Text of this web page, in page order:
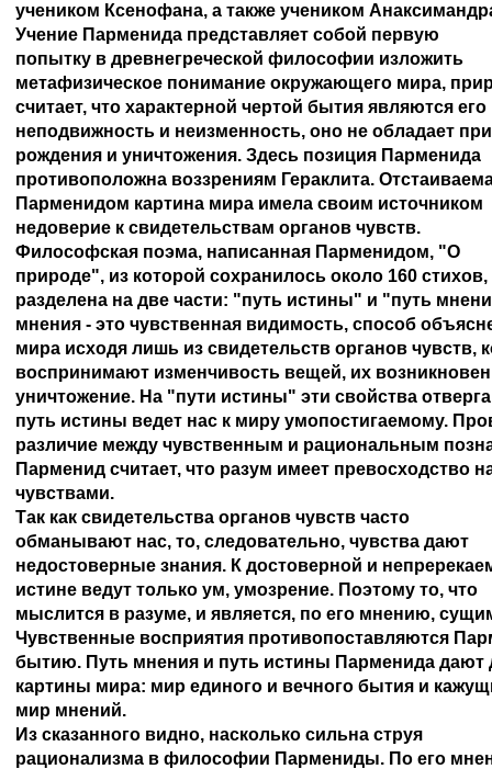
учеником Ксенофана, а также учеником
Учение Парменида представляет собой первую
попытку в древнегреческой философии изложить
метафизическое понимание окружающего мира,
считает, что характерной чертой бытия являются его
неподвижность и неизменность, оно не обладает
рождения и уничтожения. Здесь позиция Парменида
противоположна воззрениям Гераклита.
Парменидом картина мира имела своим источником
недоверие к свидетельствам органов чувств.
Философская поэма, написанная Парменидом, "О
природе", из которой сохранилось около 160 стихов,
разделена на две части: "путь истины" и "путь
мнения - это чувственная видимость, способ
мира исходя лишь из свидетельств органов чувств,
воспринимают изменчивость вещей, их
уничтожение. На "пути истины" эти свойства
путь истины ведет нас к миру умопостигаемому.
различие между чувственным и рациональным
Парменид считает, что разум имеет превосходство
чувствами.
Так как свидетельства органов чувств часто
обманывают нас, то, следовательно, чувства дают
недостоверные знания. К достоверной и
истине ведут только ум, умозрение. Поэтому то, что
мыслится в разуме, и является, по его мнению,
Чувственные восприятия противопоставляются
бытию. Путь мнения и путь истины Парменида дают
картины мира: мир единого и вечного бытия и
мир мнений.
Из сказанного видно, насколько сильна струя
рационализма в философии Пармениды. По его